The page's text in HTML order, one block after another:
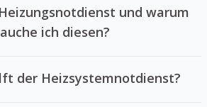
und warum
brauche ich diesen?
Notsituationen spezialisiert hat. Sie
anrufen, falls Ihre
Wie schnell hilft der Heizsystemnotdienst?